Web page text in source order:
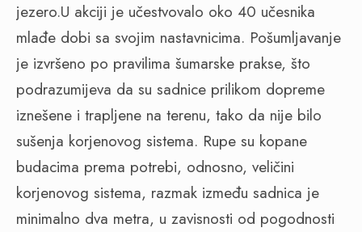
jezero.U akciji je učestvovalo oko 40 učesnika
mlađe dobi sa svojim nastavnicima. Pošumljavanje
je izvršeno po pravilima šumarske prakse, što
podrazumijeva da su sadnice prilikom dopreme
iznešene i trapljene na terenu, tako da nije bilo
sušenja korjenovog sistema. Rupe su kopane
budacima prema potrebi, odnosno, veličini
korjenovog sistema, razmak između sadnica je
minimalno dva metra, u zavisnosti od pogodnosti